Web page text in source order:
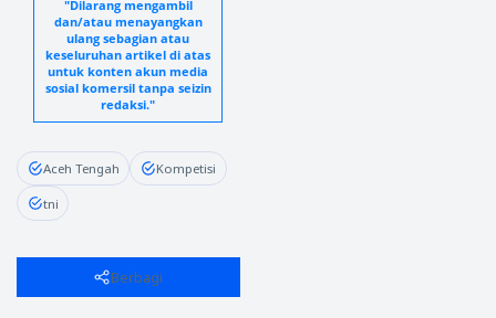
"Dilarang mengambil
dan/atau menayangkan
ulang sebagian atau
keseluruhan artikel di atas
untuk konten akun media
sosial komersil tanpa seizin
redaksi."
Aceh Tengah Kompetisi
tni
Berbagi